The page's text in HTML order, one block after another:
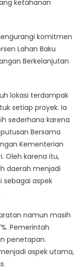
ketahanan
komitmen
Lahan Baku
Berkelanjutan
lokasi terdampak
setiap proyek. Ia
sederhana karena
Bersama
Kementerian
Oleh karena itu,
daerah menjadi
sebagai aspek
namun masih
Pemerintah
penetapan.
aspek utama,